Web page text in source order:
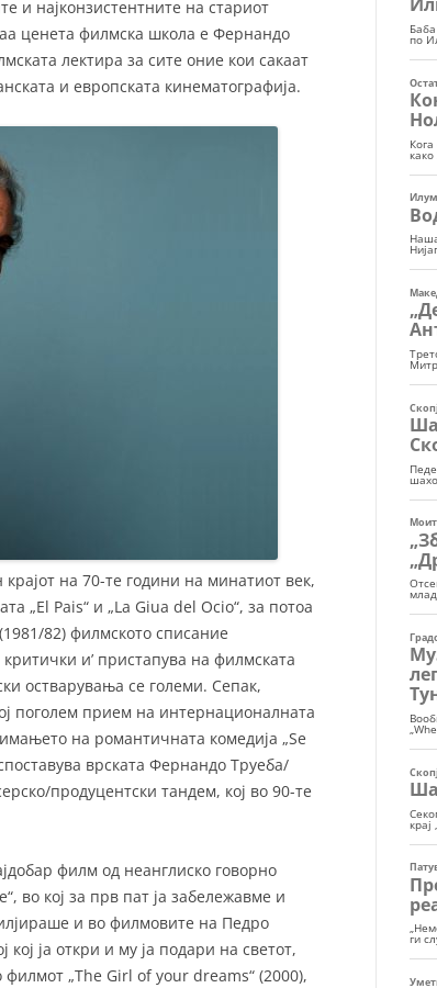
и најконзистентните на стариот
ценета филмска школа е Фернандо
лектира за сите оние кои сакаат
и европската кинематографија.
на 70-те години на минатиот век,
„El Pais“ и „La Giua del Ocio“, за потоа
82) филмското списание
и’ пристапува на филмската
остварувања се големи. Сепак,
поголем прием на интернационалната
на романтичната комедија „Se
врската Фернандо Труеба/
продуцентски тандем, кој во 90-те
филм од неанглиско говорно
во кој за прв пат ја забележавме и
и во филмовите на Педро
ја откри и му ја подари на светот,
филмот „The Girl of your dreams“ (2000),